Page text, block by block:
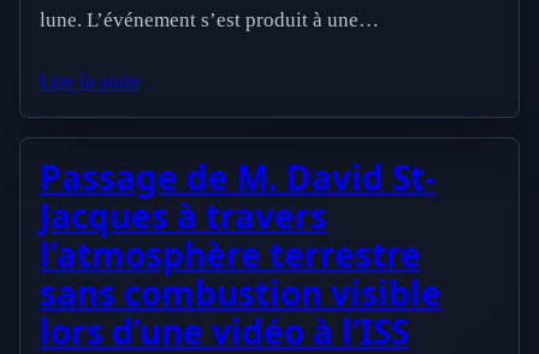
lune. L’événement s’est produit à une…
Lire la suite
Passage de M. David St-
Jacques à travers
l’atmosphère terrestre
sans combustion visible
lors d’une vidéo à l’ISS